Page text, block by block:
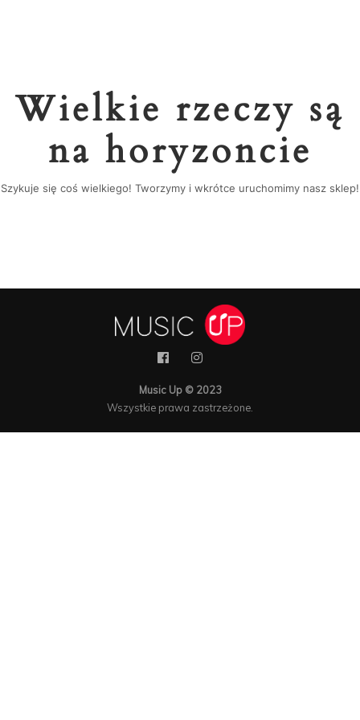
Wielkie rzeczy są
na horyzoncie
Szykuje się coś wielkiego! Tworzymy i wkrótce uruchomimy nasz sklep!
Music Up © 2023
Wszystkie prawa zastrzeżone.